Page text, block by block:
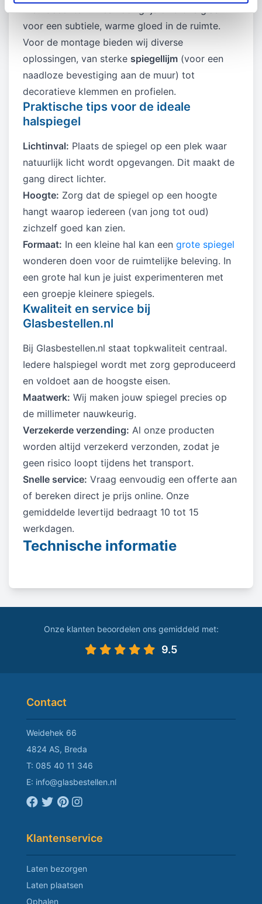
voor een subtiele, warme gloed in de ruimte.
Voor de montage bieden wij diverse
oplossingen, van sterke spiegellijm (voor een
naadloze bevestiging aan de muur) tot
decoratieve klemmen en profielen.
Praktische tips voor de ideale
halspiegel
Lichtinval: Plaats de spiegel op een plek waar
natuurlijk licht wordt opgevangen. Dit maakt de
gang direct lichter.
Hoogte: Zorg dat de spiegel op een hoogte
hangt waarop iedereen (van jong tot oud)
zichzelf goed kan zien.
Formaat: In een kleine hal kan een grote spiegel
wonderen doen voor de ruimtelijke beleving. In
een grote hal kun je juist experimenteren met
een groepje kleinere spiegels.
Kwaliteit en service bij
Glasbestellen.nl
Bij Glasbestellen.nl staat topkwaliteit centraal.
Iedere halspiegel wordt met zorg geproduceerd
en voldoet aan de hoogste eisen.
Maatwerk: Wij maken jouw spiegel precies op
de millimeter nauwkeurig.
Verzekerde verzending: Al onze producten
worden altijd verzekerd verzonden, zodat je
geen risico loopt tijdens het transport.
Snelle service: Vraag eenvoudig een offerte aan
of bereken direct je prijs online. Onze
gemiddelde levertijd bedraagt 10 tot 15
werkdagen.
Technische informatie
Onze klanten beoordelen ons gemiddeld met:
9.5
Contact
Weidehek 66
4824 AS, Breda
T: 085 40 11 346
E: info@glasbestellen.nl
Klantenservice
Laten bezorgen
Laten plaatsen
Ophalen